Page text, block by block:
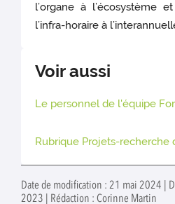
l’organe à l’écosystème
l’infra-horaire à
Voir aussi
Le personnel de l'équipe
Rubrique Projets-recherche
Date de modification : 21 mai 2024 |
2023 | Rédaction : Corinne Martin